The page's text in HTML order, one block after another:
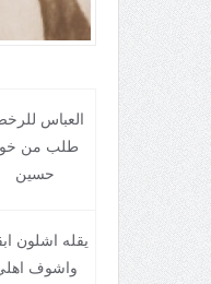
العباس
طلب من
حسين
يقله اشلون
واشوف